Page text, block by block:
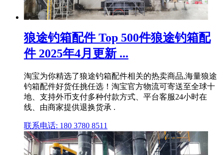
狼途钓箱配件 Top 500件狼途钓箱配
件 2025年4月更新 ...
淘宝为你精选了狼途钓箱配件相关的热卖商品,海量狼途
钓箱配件好货任挑任选！淘宝官方物流可寄送至全球十
地、支持外币支付多种付款方式、平台客服24小时在
线、由商家提供退换货承 .
联系电话: 180 3780 8511